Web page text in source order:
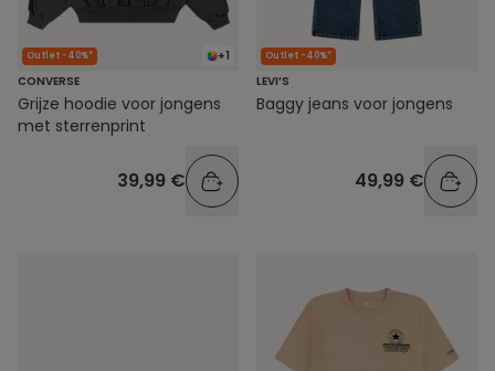
+1
Outlet -40%*
CONVERSE
Grijze hoodie voor jongens
met sterrenprint
39,99 €
Outlet -40%*
LEVI’S
Baggy jeans voor jongens
49,99 €